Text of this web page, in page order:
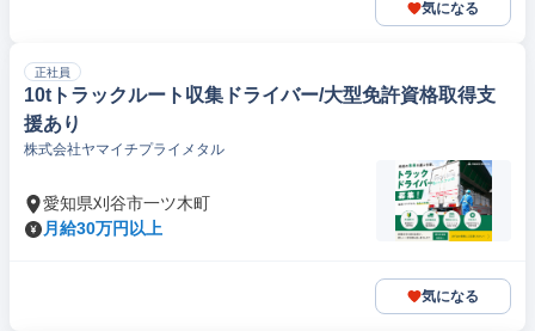
気になる
正社員
10tトラックルート収集ドライバー/大型免許資格取得支
援あり
株式会社ヤマイチプライメタル
愛知県刈谷市一ツ木町
月給30万円以上
気になる